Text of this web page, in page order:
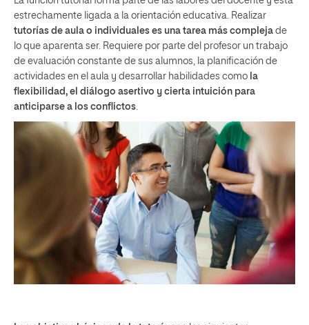
estrechamente ligada a la orientación educativa. Realizar
tutorías de aula o individuales es una tarea más compleja de
lo que aparenta ser. Requiere por parte del profesor un trabajo
de evaluación constante de sus alumnos, la planificación de
actividades en el aula y desarrollar habilidades como la
flexibilidad, el diálogo asertivo y cierta intuición para
anticiparse a los conflictos.